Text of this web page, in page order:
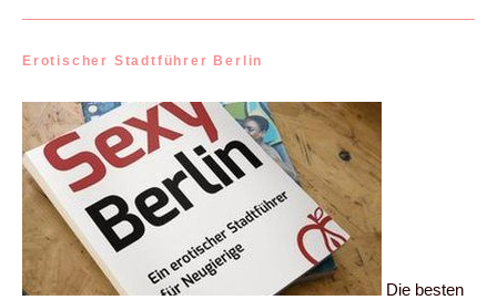
Erotischer Stadtführer Berlin
Die besten